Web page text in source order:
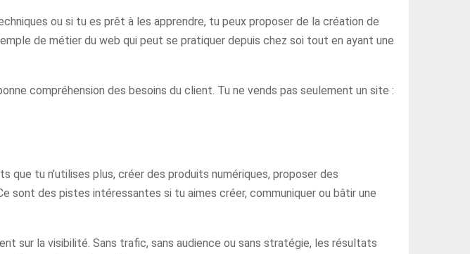
ou si tu es prêt à les apprendre, tu peux proposer de la création de
de métier du web qui peut se pratiquer depuis chez soi tout en ayant une
compréhension des besoins du client. Tu ne vends pas seulement un site :
que tu n’utilises plus, créer des produits numériques, proposer des
sont des pistes intéressantes si tu aimes créer, communiquer ou bâtir une
sur la visibilité. Sans trafic, sans audience ou sans stratégie, les résultats